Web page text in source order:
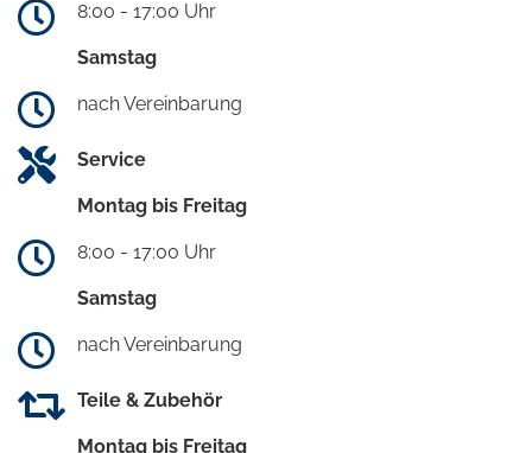
8:00 - 17:00 Uhr
Samstag
nach Vereinbarung
Service
Montag bis Freitag
8:00 - 17:00 Uhr
Samstag
nach Vereinbarung
Teile & Zubehör
Montag bis Freitag